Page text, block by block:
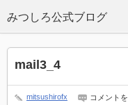
mail3_4
mitsushirofx
mail3_4
コメント